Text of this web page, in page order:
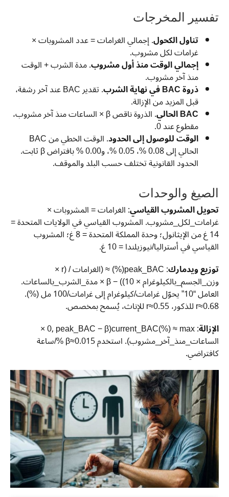
تفسير المخرجات
تناول الكحول. إجمالي الغرامات = عدد المشروبات ×
غرامات لكل مشروب.
إجمالي الوقت منذ أول مشروب. مدة الشرب + الوقت
منذ آخر مشروب.
ذروة BAC في نهاية الشرب . تقدير BAC عند آخر رشفة،
قبل المزيد من الإزالة.
BAC الحالي . الذروة ناقص β × الساعات منذ آخر مشروب،
مقطوع عند 0.
الوقت للوصول إلى الحدود . الوقت الخطي من BAC
الحالي إلى 0.08 %، 0.05 %، و0.00 % بافتراض β ثابت.
الحدود القانونية تختلف حسب البلد والموقف.
الصيغ والوحدات
تحويل المشروب القياسي: الغرامات = المشروبات ×
غرامات_لكل_مشروب. المشروب القياسي في الولايات المتحدة =
14 غ من الإيثانول؛ وحدة المملكة المتحدة = 8 غ؛ المشروب
القياسي في أستراليا/نيوزيلندا = 10 غ.
توزيع ويدمارك
: peak_BAC(%) ≈ (الغرامات / (r ×
وزن_الجسم_بالكيلوغرام × 10)) − β × مدة_الشرب_بالساعات.
العامل “10” يحوّل غرامات/كيلوغرام إلى غرامات/100 مل (%).
r≈0.68 للذكور، r≈0.55 للإناث، يُسمح بمخصص.
الإزالة
: current_BAC(%) ≈ max(0, peak_BAC − β ×
الساعات_منذ_آخر_مشروب). استخدم β≈0.015 %/ساعة
كافتراضي.